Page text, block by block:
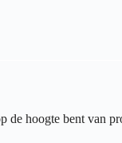
hoogte bent van